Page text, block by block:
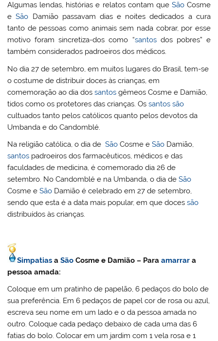
Algumas lendas, histórias e relatos contam que SãoCosme
eSão Damião passavam dias e noites dedicados a cura
tanto de pessoas como animais sem nada cobrar, por esse
motivo foram sincretiza-dos como “santosdos pobres” e
também considerados padroeiros dos médicos.
No dia 27 de setembro, em muitos lugares do Brasil, tem-se
o costume de distribuir doces às crianças, em
comemoração ao dia dossantos gêmeos Cosme e Damião,
tidos como os protetores das crianças. Ossantos são
cultuados tanto pelos católicos quanto pelos devotos da
Umbanda e do Candomblé.
Na religião católica, o dia deSão Cosme eSão Damião,
santos padroeiros dos farmacêuticos, médicos e das
faculdades de medicina, é comemorado dia 26 de
setembro. No Candomblé e na Umbanda, o dia deSão
Cosme eSão Damião é celebrado em 27 de setembro,
sendo que esta é a data mais popular, em que docessão
distribuídos às crianças.
Simpatias aSão Cosme e Damião – Paraamarrar a
pessoa amada:
Coloque em um pratinho de papelão, 6 pedaços do bolo de
sua preferência. Em 6 pedaços de papel cor de rosa ou azul,
escreva seu nome em um lado e o da pessoa amada no
outro. Coloque cada pedaço debaixo de cada uma das 6
fatias do bolo. Colocar em um jardim com 1 vela rosa e 1